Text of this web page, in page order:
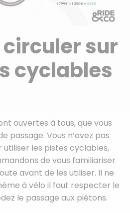
sur
cyclables
ouvertes à tous, que vous
passage. Vous n’avez pas
les pistes cyclables,
de vous familiariser
avant de les utiliser. Il ne
à vélo il faut respecter le
le passage aux piétons.